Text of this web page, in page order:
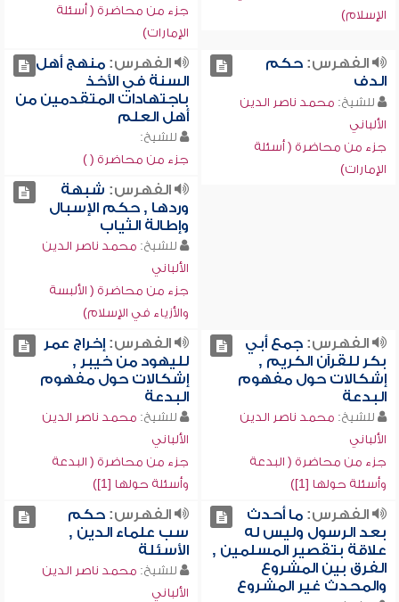
الإسلام)
جزء من محاضرة ( أسئلة
الإمارات)
الفهرس:حكم
الدف
للشيخ: محمد ناصر الدين
الألباني
جزء من محاضرة ( أسئلة
الإمارات)
الفهرس:منهج أهل
السنة في الأخذ
باجتهادات المتقدمين من
أهل العلم
للشيخ:
جزء من محاضرة ( )
الفهرس: شبهة
وردها , حكم الإسبال
وإطالة الثياب
للشيخ: محمد ناصر الدين
الألباني
جزء من محاضرة ( الألبسة
والأزياء في الإسلام)
الفهرس:جمع أبي
بكر للقرآن الكريم ,
إشكالات حول مفهوم
البدعة
للشيخ: محمد ناصر الدين
الألباني
جزء من محاضرة ( البدعة
وأسئلة حولها [1])
الفهرس:إخراج عمر
لليهود من خيبر ,
إشكالات حول مفهوم
البدعة
للشيخ: محمد ناصر الدين
الألباني
جزء من محاضرة ( البدعة
وأسئلة حولها [1])
الفهرس:ما أحدث
بعد الرسول وليس له
علاقة بتقصير المسلمين ,
الفرق بين المشروع
والمحدث غير المشروع
الفهرس:حكم
سب علماء الدين ,
الأسئلة
للشيخ: محمد ناصر الدين
الألباني